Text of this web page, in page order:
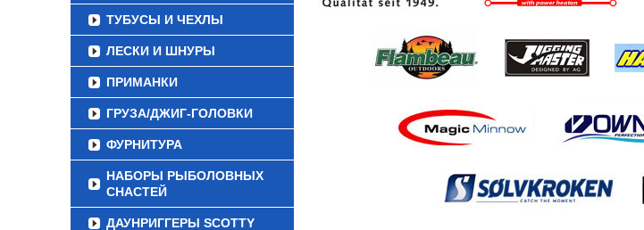
ТУБУСЫ И ЧЕХЛЫ
ЛЕСКИ И ШНУРЫ
ПРИМАНКИ
ГРУЗА/ДЖИГ-ГОЛОВКИ
ФУРНИТУРА
НАБОРЫ РЫБОЛОВНЫХ
СНАСТЕЙ
ДАУНРИГГЕРЫ SCOTTY